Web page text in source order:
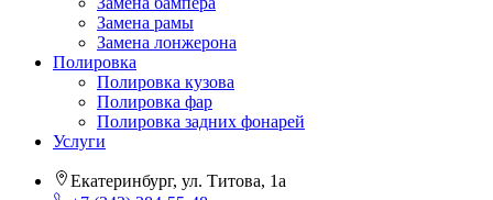
Замена рамы
Замена лонжерона
Полировка
Полировка кузова
Полировка фар
Полировка задних фонарей
Услуги
Екатеринбург, ул. Титова, 1а